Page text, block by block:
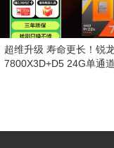
超维升级 寿命更长！锐
7800X3D+D5 24G单通